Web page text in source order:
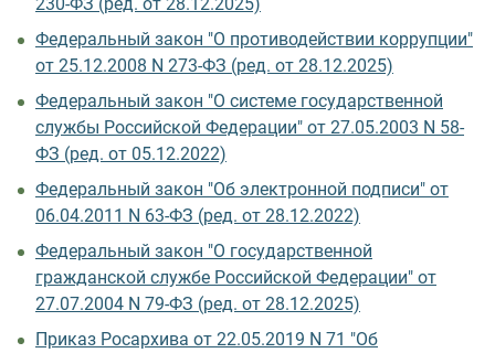
Федеральный закон "О противодействии коррупции"
от 25.12.2008 N 273-ФЗ (ред. от 28.12.2025)
Федеральный закон "О системе государственной
службы Российской Федерации" от 27.05.2003 N 58-
ФЗ (ред. от 05.12.2022)
Федеральный закон "Об электронной подписи" от
06.04.2011 N 63-ФЗ (ред. от 28.12.2022)
Федеральный закон "О государственной
гражданской службе Российской Федерации" от
27.07.2004 N 79-ФЗ (ред. от 28.12.2025)
Приказ Росархива от 22.05.2019 N 71 "Об